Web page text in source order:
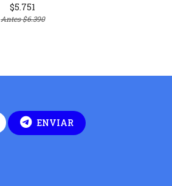
$5.751
Antes$6.390
ENVIAR